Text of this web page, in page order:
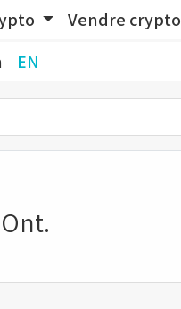
Vendre crypto
EN